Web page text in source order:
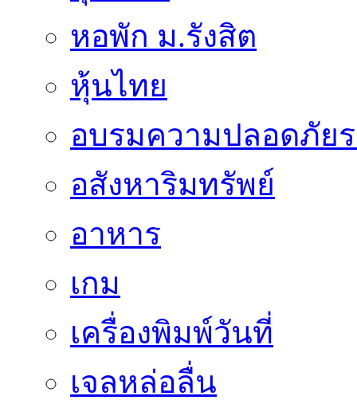
หอพัก ม.รังสิต
หุ้นไทย
อบรมความปลอดภัย
อสังหาริมทรัพย์
อาหาร
เกม
เครื่องพิมพ์วันที่
เจลหล่อลื่น